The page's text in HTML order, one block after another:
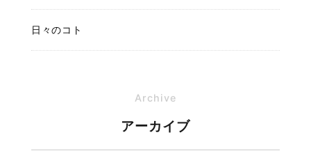
日々のコト
Archive
アーカイブ